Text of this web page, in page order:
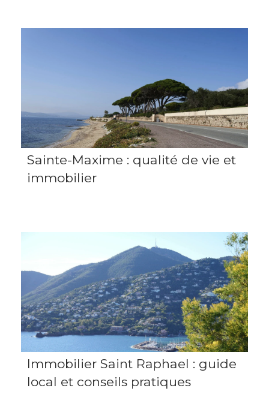
Sainte-Maxime : qualité de vie et
immobilier
Immobilier Saint Raphael : guide
local et conseils pratiques